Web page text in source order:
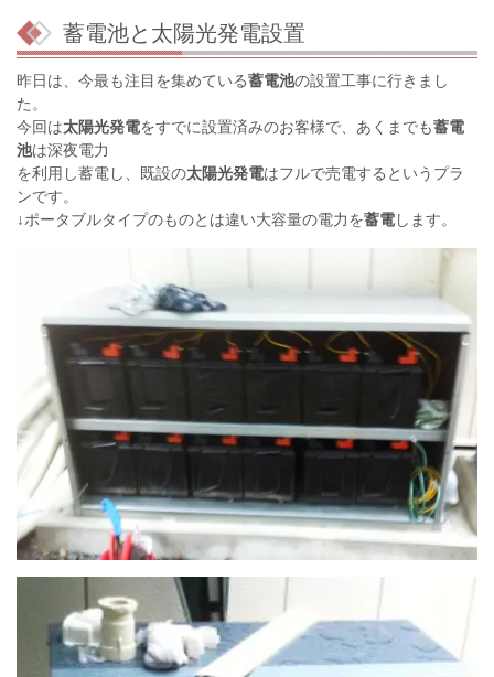
蓄電池と太陽光発電設置
昨日は、今最も注目を集めている蓄電池の設置工事に行きまし
た。
今回は太陽光発電をすでに設置済みのお客様で、あくまでも蓄電
池は深夜電力
を利用し蓄電し、既設の太陽光発電はフルで売電するというプラ
ンです。
↓ポータブルタイプのものとは違い大容量の電力を蓄電します。